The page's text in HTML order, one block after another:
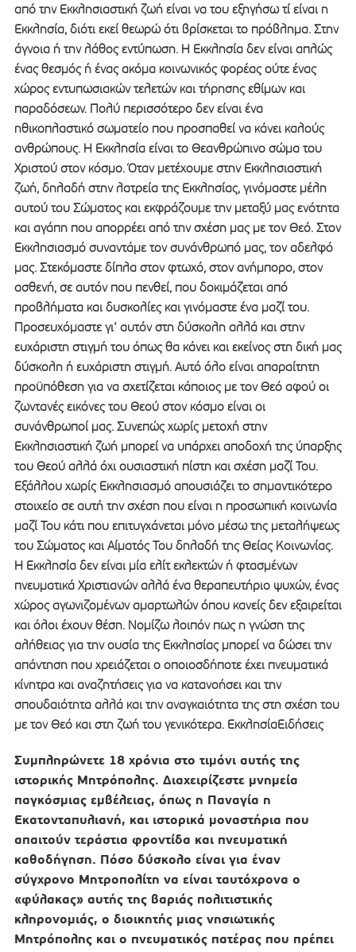
από την Εκκλησιαστική ζωή είναι να του εξηγήσω τί είναι η
Εκκλησία, διότι εκεί θεωρώ ότι βρίσκεται το πρόβλημα. Στην
άγνοια ή την λάθος εντύπωση. Η Εκκλησία δεν είναι απλώς
ένας θεσμός ή ένας ακόμα κοινωνικός φορέας ούτε ένας
χώρος εντυπωσιακών τελετών και τήρησης εθίμων και
παραδόσεων. Πολύ περισσότερο δεν είναι ένα
ηθικοπλαστικό σωματείο που προσπαθεί να κάνει καλούς
ανθρώπους. Η Εκκλησία είναι το Θεανθρώπινο σώμα του
Χριστού στον κόσμο. Όταν μετέχουμε στην Εκκλησιαστική
ζωή, δηλαδή στην λατρεία της Εκκλησίας, γινόμαστε μέλη
αυτού του Σώματος και εκφράζουμε την μεταξύ μας ενότητα
και αγάπη που απορρέει από την σχέση μας με τον Θεό. Στον
Εκκλησιασμό συναντάμε τον συνάνθρωπό μας, τον αδελφό
μας. Στεκόμαστε δίπλα στον φτωχό, στον ανήμπορο, στον
ασθενή, σε αυτόν που πενθεί, που δοκιμάζεται από
προβλήματα και δυσκολίες και γινόμαστε ένα μαζί του.
Προσευχόμαστε γι’ αυτόν στη δύσκολη αλλά και στην
ευχάριστη στιγμή του όπως θα κάνει και εκείνος στη δική μας
δύσκολη ή ευχάριστη στιγμή. Αυτό όλο είναι απαραίτητη
προϋπόθεση για να σχετίζεται κάποιος με τον Θεό αφού οι
ζωντανές εικόνες του Θεού στον κόσμο είναι οι
συνάνθρωποί μας. Συνεπώς χωρίς μετοχή στην
Εκκλησιαστική ζωή μπορεί να υπάρχει αποδοχή της ύπαρξης
του Θεού αλλά όχι ουσιαστική πίστη και σχέση μαζί Του.
Εξάλλου χωρίς Εκκλησιασμό απουσιάζει το σημαντικότερο
στοιχείο σε αυτή την σχέση που είναι η προσωπική κοινωνία
μαζί Του κάτι που επιτυγχάνεται μόνο μέσω της μεταλήψεως
του Σώματος και Αίματός Του δηλαδή της Θείας Κοινωνίας.
Η Εκκλησία δεν είναι μία ελίτ εκλεκτών ή φτασμένων
πνευματικά Χριστιανών αλλά ένα θεραπευτήριο ψυχών, ένας
χώρος αγωνιζομένων αμαρτωλών όπου κανείς δεν εξαιρείται
και όλοι έχουν θέση. Νομίζω λοιπόν πως η γνώση της
αλήθειας για την ουσία της Εκκλησίας μπορεί να δώσει την
απάντηση που χρειάζεται ο οποιοσδήποτε έχει πνευματικά
κίνητρα και αναζητήσεις για να κατανοήσει και την
σπουδαιότητα αλλά και την αναγκαιότητα της στη σχέση του
με τον Θεό και στη ζωή του γενικότερα. ΕκκλησίαΕιδήσεις
Συμπληρώνετε 18 χρόνια στο τιμόνι αυτής της
ιστορικής Μητρόπολης. Διαχειρίζεστε μνημεία
παγκόσμιας εμβέλειας, όπως η Παναγία η
Εκατονταπυλιανή, και ιστορικά μοναστήρια που
απαιτούν τεράστια φροντίδα και πνευματική
καθοδήγηση. Πόσο δύσκολο είναι για έναν
σύγχρονο Μητροπολίτη να είναι ταυτόχρονα ο
«φύλακας» αυτής της βαριάς πολιτιστικής
κληρονομιάς, ο διοικητής μιας νησιωτικής
Μητρόπολης και ο πνευματικός πατέρας που πρέπει